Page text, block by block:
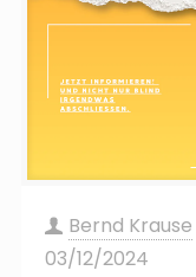
Bernd Krause
03/12/2024